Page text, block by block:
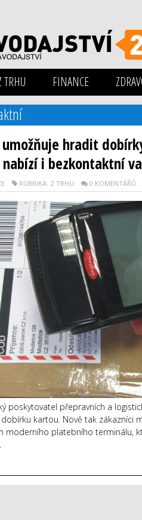
TRHU FINANCE
umožňuje hradit
i bezkontaktní
RUBRIKA: Z TRHU 0 KOMENTÁŘŮ
poskytovatel přepravních a
kartou. Nově tak zákazníci
moderního platebního terminálu,